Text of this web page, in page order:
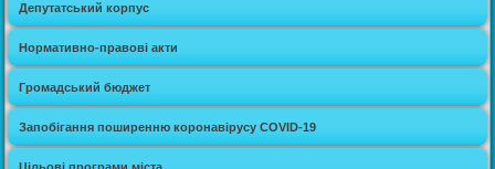
Депутатський корпус
Нормативно-правові акти
Громадський бюджет
Запобігання поширенню коронавірусу COVID-19